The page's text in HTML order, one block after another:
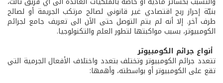
بنيّة إحراز ربح اقتصادي غير قانوني لصالح مرتكب الجريمة أو لصالح
طرف آخر. إلا أنه لم يتم التوصل حتى الآن الى تعريف جامع لجرائم
الكومبيوتر، بسبب مواكبتها لتطور العلم والتكنولوجيا.
أنواع جرائم الكومبيوتر
تتعدد جرائم الكومبيوتر وتختلف بتعدد واختلاف الأفعال الجرمية التي
تقع على الكومبيوتر أو بواسطته، وأهمها: